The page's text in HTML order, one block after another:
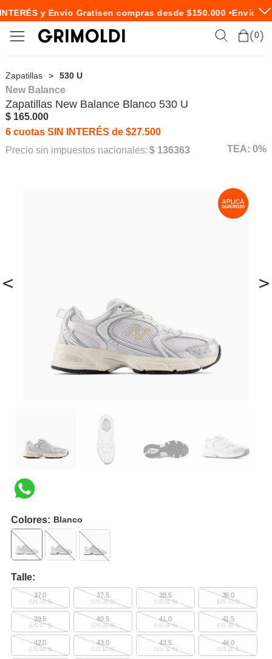
y Envío Gratisen compras desde $150.000 •Envío
0
Zapatillas 530 U
< >
New Balance
Zapatillas New Balance Blanco 530 U
$ 165.000
6 cuotas SIN INTERÉS de $27.500
Precio sin impuestos nacionales: $ 136363 TEA: 0%
Colores: Blanco
Talle:
37.0
(US 05.5)
37.5
(US 06.0)
38.5
(US 06.5)
39.0
(US 07.0)
39.5
(US 07.5)
40.5
(US 08.0)
41.0
(US 08.5)
41.5
(US 09.0)
42.0
(US 09.5)
43.0
(US 10.0)
43.5
(US 10.5)
44.0
(US 11.0)